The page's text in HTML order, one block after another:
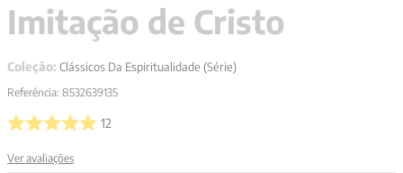
Imitação de Cristo
Coleção: Clássicos Da Espiritualidade (Série)
Referência: 8532639135
12
Ver avaliações
4 º jung
6º pré venda
7º biblia
º